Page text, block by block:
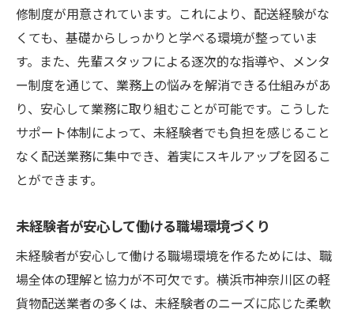
修制度が用意されています。これにより、配送経験がな
くても、基礎からしっかりと学べる環境が整っていま
す。また、先輩スタッフによる逐次的な指導や、メンタ
ー制度を通じて、業務上の悩みを解消できる仕組みがあ
り、安心して業務に取り組むことが可能です。こうした
サポート体制によって、未経験者でも負担を感じること
なく配送業務に集中でき、着実にスキルアップを図るこ
とができます。
未経験者が安心して働ける職場環境づくり
未経験者が安心して働ける職場環境を作るためには、職
場全体の理解と協力が不可欠です。横浜市神奈川区の軽
貨物配送業者の多くは、未経験者のニーズに応じた柔軟